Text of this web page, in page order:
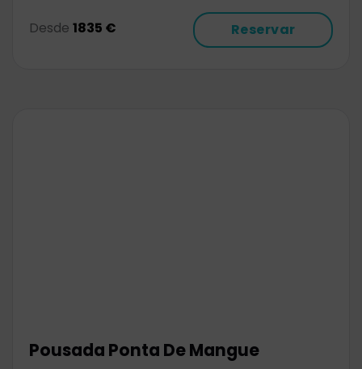
Desde 1835 € Reservar
Pousada Ponta De Mangue